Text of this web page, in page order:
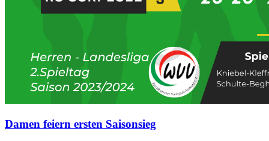
Damen feiern ersten Saisonsieg